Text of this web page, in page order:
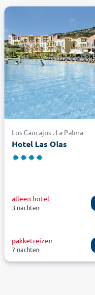
Los Cancajos . La Palma
Hotel Las Olas
alleen hotel
3 nachten
pakketreizen
7 nachten